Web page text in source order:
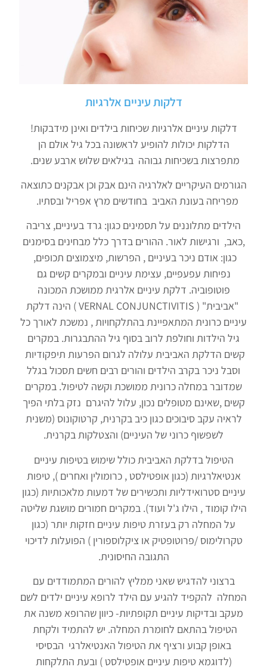
דלקות עיניים אלרגיות
דלקות עיניים אלרגיות שכיחות בילדים ואינן מידבקות!
הדלקות יכולות להופיע לראשונה בכל גיל אולם הן
מתפרצות בשכיחות גבוהה בגילאים שלוש ארבע שנים.
הגורמים העיקריים לאלרגיה הינם אבק וכן אבקנים כתוצאה
מפריחה בעונת האביב בחודשים מרץ אפריל ובסתיו.
הילדים מתלוננים על תסמינים כגון: גרד בעיניים, צריבה
,כאב, ורגישות לאור. ההורים בדרך כלל מבחינים בסימנים
כגון: אודם ניכר בעיניים , הפרשות, מיצמוצים תכופים,
נפיחות עפעפיים, עצימת עיניים ובמקרים קשים גם
פוטופוביה. דלקת עיניים אלרגית ממושכת המכונה
"אביבית" ( VERNAL CONJUNCTIVITIS ) הינה דלקת
עיניים כרונית המתאפיינת בהתלקחויות , נמשכת לאורך כל
גיל הילדות וחולפת לרוב בסוף גיל ההתבגרות. במקרים
קשים הדלקת האביבית עלולה לגרום הפרעות תיפקודיות
וסבל ניכר בקרב הילדים והורים רבים חשים תסכול בגלל
שמדובר במחלה כרונית ממושכת וקשה לטיפול. במקרים
קשים ,שאינם מטופלים נכון, עלול להיגרם נזק בלתי הפיך
לראיה עקב סיבוכים כגון כיב בקרנית, קרטוקונוס (משנית
לשפשוף כרוני של העיניים) והצטלקות בקרנית.
הטיפול בדלקת האביבית כולל שימוש בטיפות עיניים
אנטיאלרגיות (כגון אופטילסט , כרומולין ואחרים ), טיפות
עיניים סטרואידליות ותכשירים של דמעות מלאכותיות (כגון
הילו קומוד , הילו ג'ל ועוד). במקרים חמורים מושגת שליטה
על המחלה רק בעזרת טיפות עיניים חזקות יותר (כגון
טקרולימוס /פרוטופטיק או ציקלוספורין ) הפועלות לדיכוי
התגובה החיסונית.
ברצוני להדגיש שאני ממליץ להורים המתמודדים עם
המחלה להקפיד להגיע עם הילד לרופא עיניים ילדים לשם
מעקב ובדיקות עיניים תקופתיות- כיוון שהרופא משנה את
הטיפול בהתאם לחומרת המחלה. יש להתמיד ולקחת
באופן קבוע ורציף את הטיפול האנטיאלרגי הבסיסי
(לדוגמא טיפות עיניים אופטילסט ) ובעת התלקחות